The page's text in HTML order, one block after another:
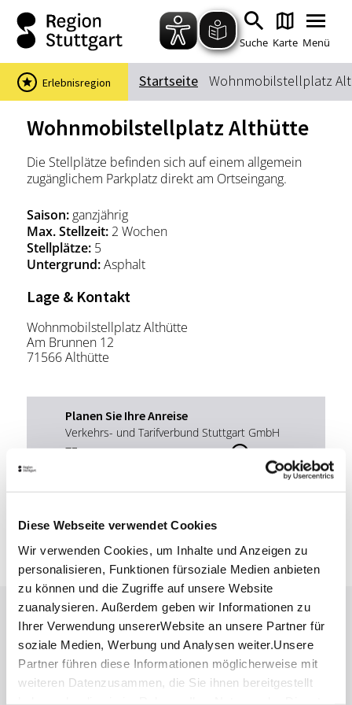
Diese Webseite verwendet Cookies
Wir verwenden Cookies, um Inhalte und Anzeigen zu
personalisieren, Funktionen fürsoziale Medien anbieten
zu können und die Zugriffe auf unsere Website
zuanalysieren. Außerdem geben wir Informationen zu
Ihrer Verwendung unsererWebsite an unsere Partner für
soziale Medien, Werbung und Analysen weiter.Unsere
Partner führen diese Informationen möglicherweise mit
weiteren Datenzusammen, die Sie ihnen bereitgestellt
Zum Hauptinhalt springen
Zur Suche springen
Zur Hauptnavigation
Zum Footer springen
Suche Karte Menü
Suchbegriff
Das könnte Sie interessieren
Ausflugsziele
Wein
Wandern
Startseite Wohnmobilstellplatz
Erlebnisregion
Wohnmobilstellplatz Althütte
Die Stellplätze befinden sich auf einem allgemein
zugänglichem Parkplatz direkt am Ortseingang.
Saison:ganzjährig
Max. Stellzeit:2 Wochen
Stellplätze:5
Untergrund:Asphalt
Lage & Kontakt
Wohnmobilstellplatz Althütte
Am Brunnen 12
71566 Althütte
Planen Sie Ihre Anreise
Verkehrs- und Tarifverbund Stuttgart GmbH
Fahrplanauskunft des VVS
Fahrplanauskunft der DB
Google Maps
Lassen Sie sich inspirieren!
Mit unserem Newsletter bleiben Sie zu Events,
Highlights und aktuellen Angeboten in
Stuttgart und Region immer up-to-date.